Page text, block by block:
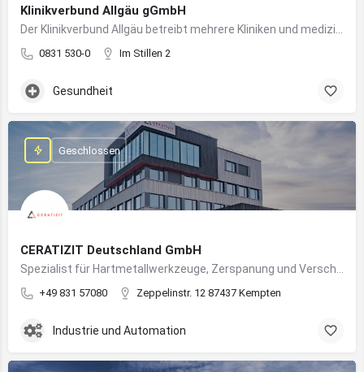
Klinikverbund Allgäu gGmbH
0831 530-0 Im Stillen 2
Gesundheit
CERATIZIT Deutschland GmbH
+49 831 57080 Zeppelinstr. 12 87437 Kempten
Geschlossen
Industrie und Automation